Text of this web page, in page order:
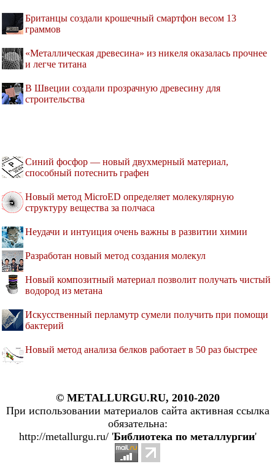
Британцы создали крошечный смартфон весом 13
граммов
«Металлическая древесина» из никеля оказалась прочнее
и легче титана
В Швеции создали прозрачную древесину для
строительства
Синий фосфор — новый двухмерный материал,
способный потеснить графен
Новый метод MicroED определяет молекулярную
структуру вещества за полчаса
Неудачи и интуиция очень важны в развитии химии
Разработан новый метод создания молекул
Новый композитный материал позволит получать чистый
водород из метана
Искусственный перламутр сумели получить при помощи
бактерий
Новый метод анализа белков работает в 50 раз быстрее
© METALLURGU.RU, 2010-2020
При использовании материалов сайта активная ссылка
обязательна:
http://metallurgu.ru/ 'Библиотека по металлургии'